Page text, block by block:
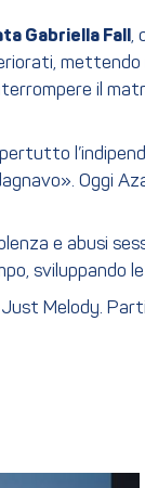
Gabriella Fall ,
il
Oggi
e abusi
sviluppando
Just Melody.